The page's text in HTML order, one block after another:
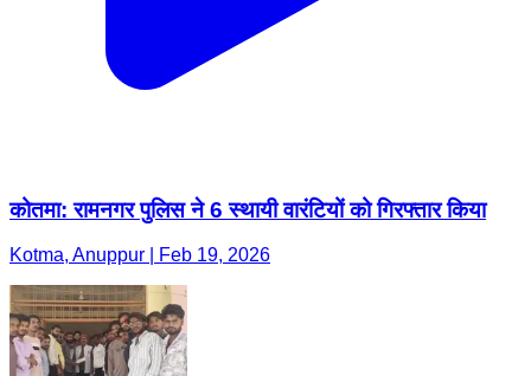
कोतमा: रामनगर पुलिस ने 6 स्थायी वारंटियों को गिरफ्तार किया
Kotma, Anuppur | Feb 19, 2026